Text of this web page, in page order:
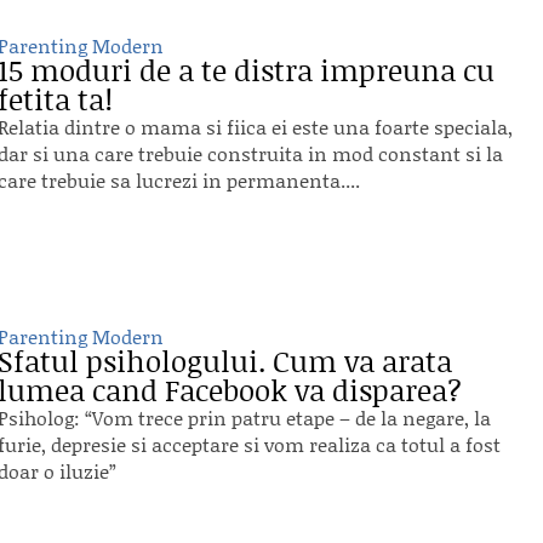
Modern
moduri de a te distra impreuna cu
ta!
dintre o mama si fiica ei este una foarte speciala,
si una care trebuie construita in mod constant si la
trebuie sa lucrezi in permanenta....
Modern
psihologului. Cum va arata
cand Facebook va disparea?
“Vom trece prin patru etape – de la negare, la
depresie si acceptare si vom realiza ca totul a fost
o iluzie”